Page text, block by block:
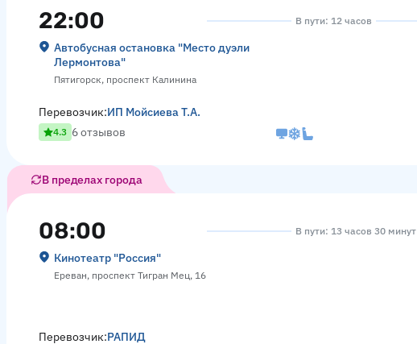
22:00
Автобусная остановка "Место дуэли
Лермонтова"
Пятигорск, проспект Калинина
В пути: 12 часов
Перевозчик:ИП Мойсиева Т.А.
4.3 6 отзывов
В пределах города
08:00
Кинотеатр "Россия"
Ереван, проспект Тигран Мец, 16
В пути: 13 часов 30 минут
Перевозчик:РАПИД